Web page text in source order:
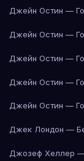
Джейн Остин —
Джейн Остин —
Джейн Остин —
Джейн Остин —
Джейн Остин —
Джек Лондон —
Джозеф Хеллер